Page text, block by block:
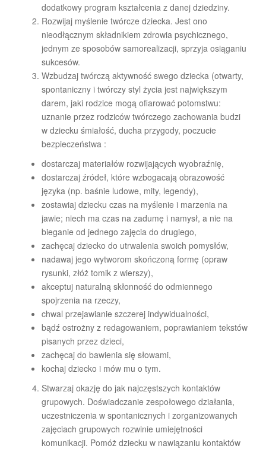
dodatkowy program kształcenia z danej dziedziny.
Rozwijaj myślenie twórcze dziecka. Jest ono
nieodłącznym składnikiem zdrowia psychicznego,
jednym ze sposobów samorealizacji, sprzyja osiąganiu
sukcesów.
Wzbudzaj twórczą aktywność swego dziecka (otwarty,
spontaniczny i twórczy styl życia jest największym
darem, jaki rodzice mogą ofiarować potomstwu:
uznanie przez rodziców twórczego zachowania budzi
w dziecku śmiałość, ducha przygody, poczucie
bezpieczeństwa :
dostarczaj materiałów rozwijających wyobraźnię,
dostarczaj źródeł, które wzbogacają obrazowość
języka (np. baśnie ludowe, mity, legendy),
zostawiaj dziecku czas na myślenie i marzenia na
jawie; niech ma czas na zadumę i namysł, a nie na
bieganie od jednego zajęcia do drugiego,
zachęcaj dziecko do utrwalenia swoich pomysłów,
nadawaj jego wytworom skończoną formę (opraw
rysunki, złóż tomik z wierszy),
akceptuj naturalną skłonność do odmiennego
spojrzenia na rzeczy,
chwal przejawianie szczerej indywidualności,
bądź ostrożny z redagowaniem, poprawianiem tekstów
pisanych przez dzieci,
zachęcaj do bawienia się słowami,
kochaj dziecko i mów mu o tym.
Stwarzaj okazję do jak najczęstszych kontaktów
grupowych. Doświadczanie zespołowego działania,
uczestniczenia w spontanicznych i zorganizowanych
zajęciach grupowych rozwinie umiejętności
komunikacji. Pomóż dziecku w nawiązaniu kontaktów